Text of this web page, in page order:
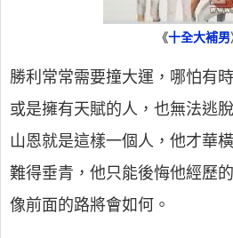
《十全大補男
勝利常常需要撞大運，哪怕有
或是擁有天賦的人，也無法逃
山恩就是這樣一個人，他才華
難得垂青，他只能後悔他經歷
像前面的路將會如何。